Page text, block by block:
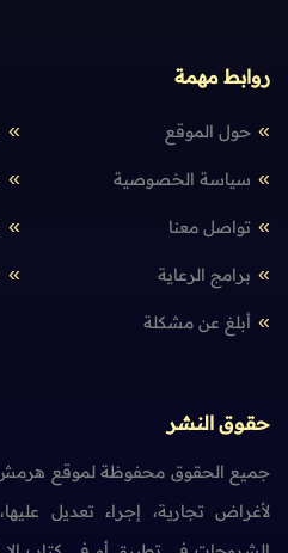
روابط مهمة
حول الموقع
سياسة الخصوصية
تواصل معنا
برامج الرعاية
أبلغ عن مشكلة
حقوق النشر
جميع الحقوق محفوظة لموقع
لأغراض تجارية، إجراء تعديل